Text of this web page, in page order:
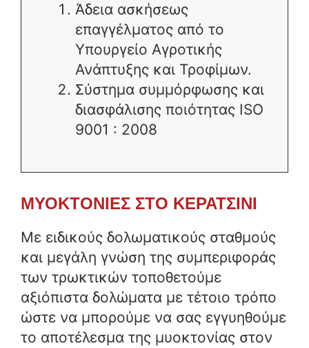
Άδεια ασκήσεως
επαγγέλματος από το
Υπουργείο Αγροτικής
Ανάπτυξης και Τροφίμων.
Σύστημα συμμόρφωσης και
διασφάλισης ποιότητας ISO
9001 : 2008
ΜΥΟΚΤΟΝΙΕΣ ΣΤΟ ΚΕΡΑΤΣΙΝΙ
Με ειδικούς δολωματικούς σταθμούς
και μεγάλη γνώση της συμπεριφοράς
των τρωκτικών τοποθετούμε
αξιόπιστα δολώματα με τέτοιο τρόπο
ώστε να μπορούμε να σας εγγυηθούμε
το αποτέλεσμα της μυοκτονίας στον